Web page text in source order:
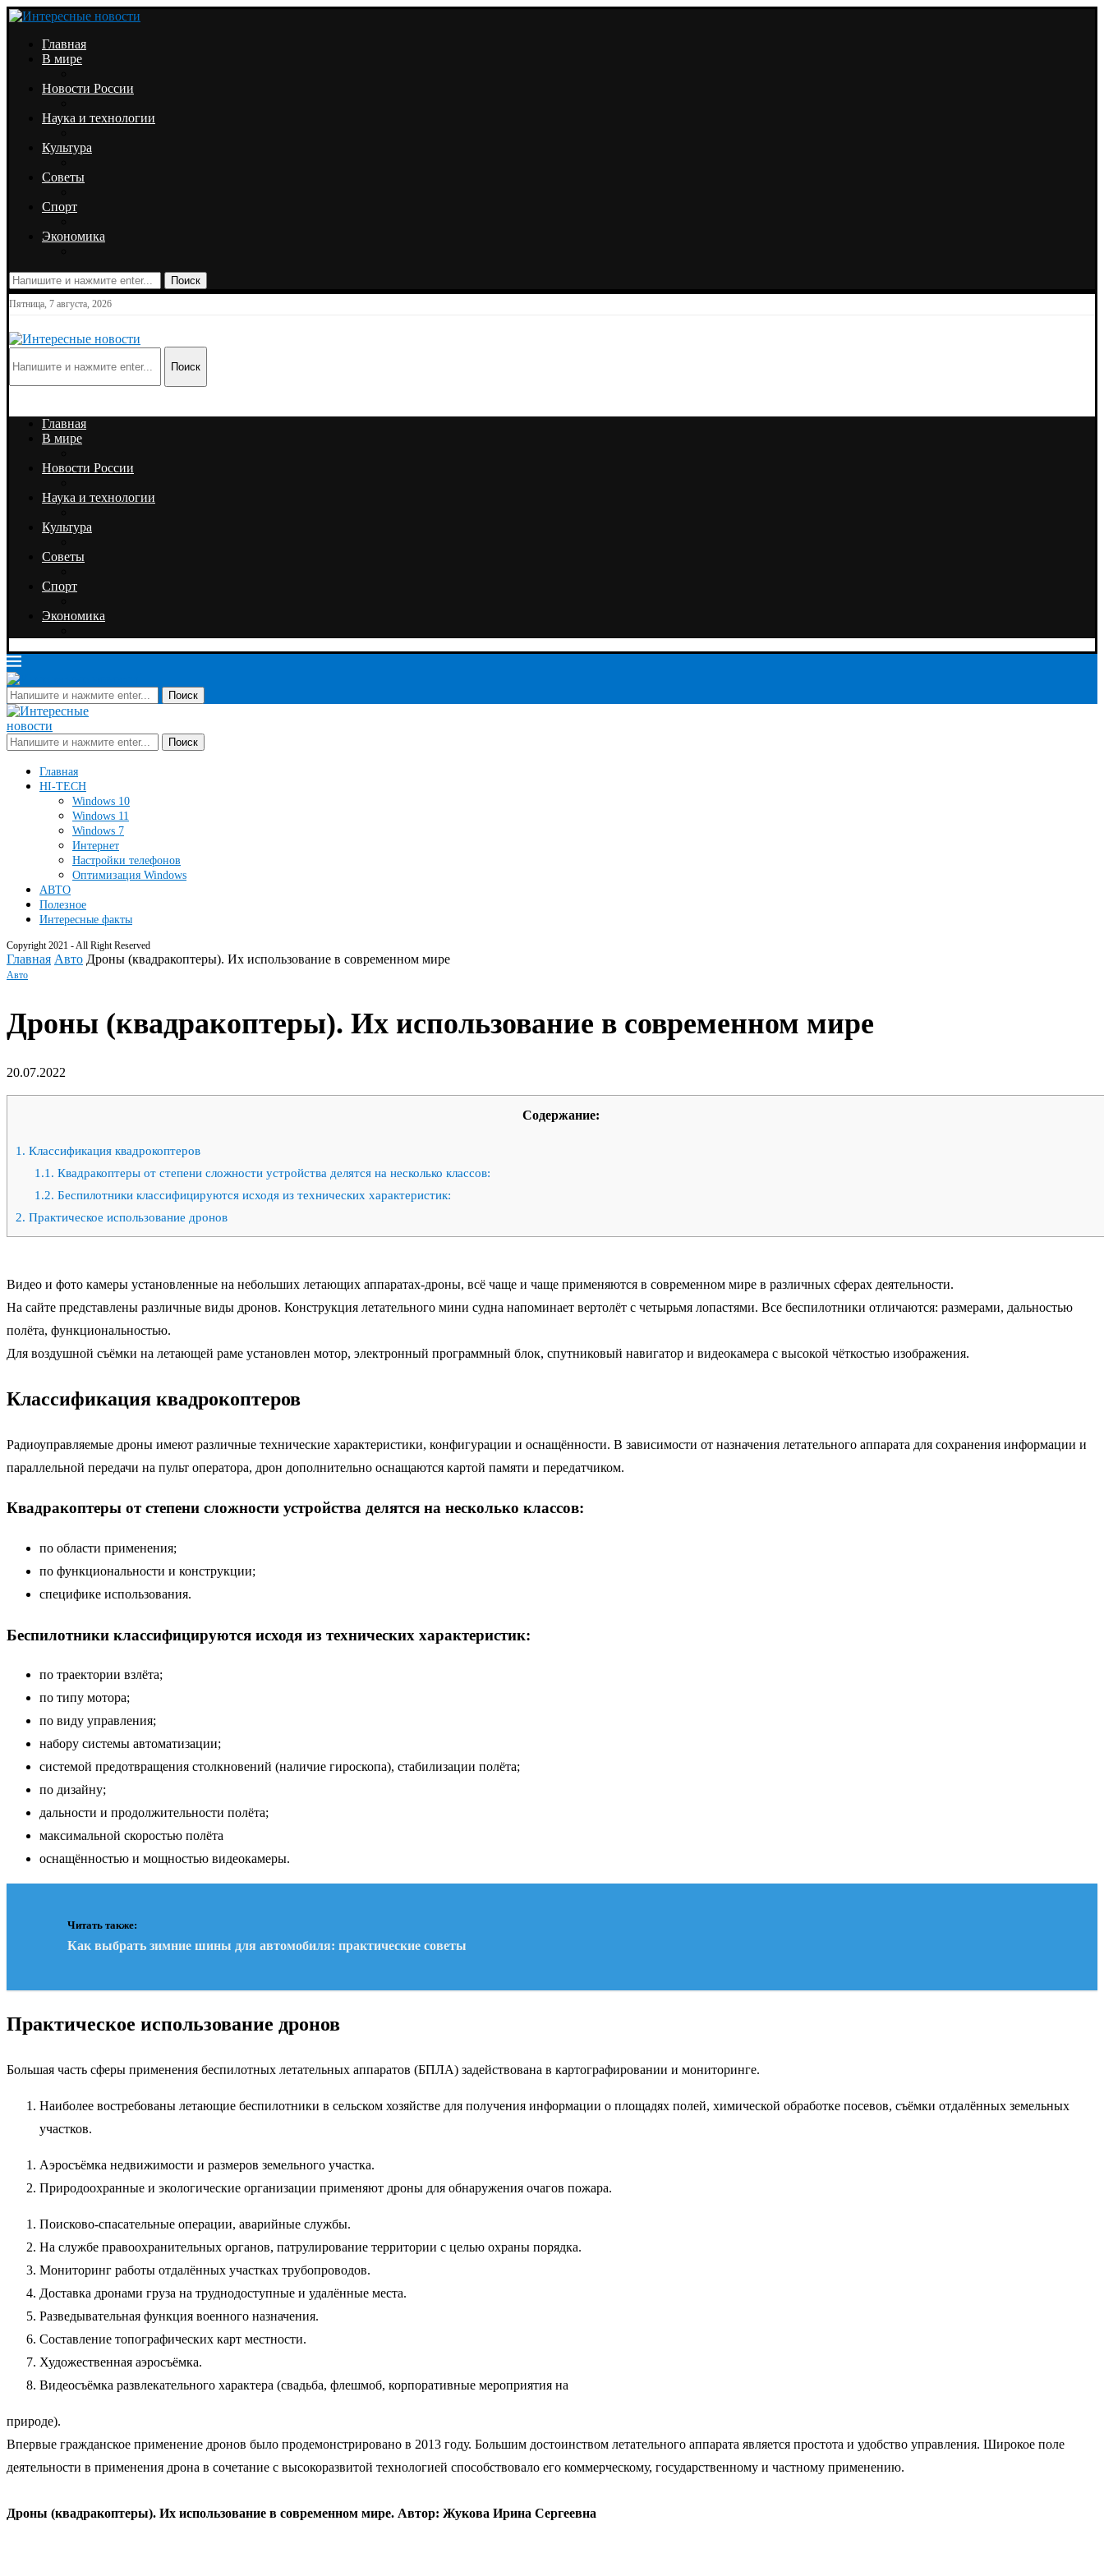
Главная
В мире
Новости России
Наука и технологии
Культура
Советы
Спорт
Экономика
Поиск
Пятница, 7 августа, 2026
Поиск
Главная
В мире
Новости России
Наука и технологии
Культура
Советы
Спорт
Экономика
Поиск
Поиск
Главная
HI-TECH
Windows 10
Windows 11
Windows 7
Интернет
Настройки телефонов
Оптимизация Windows
АВТО
Полезное
Интересные факты
Copyright 2021 - All Right Reserved
Главная Авто Дроны (квадракоптеры). Их использование в современном мире
Авто
Дроны (квадракоптеры). Их использование в современном мире
20.07.2022
Содержание:
1. Классификация квадрокоптеров
1.1. Квадракоптеры от степени сложности устройства делятся на несколько классов:
1.2. Беспилотники классифицируются исходя из технических характеристик:
2. Практическое использование дронов
Видео и фото камеры установленные на небольших летающих аппаратах-дроны, всё чаще и чаще применяются в современном мире в различных сферах деятельности.
На сайте представлены различные виды дронов. Конструкция летательного мини судна напоминает вертолёт с четырьмя лопастями. Все беспилотники отличаются: размерами, дальностью
полёта, функциональностью.
Для воздушной съёмки на летающей раме установлен мотор, электронный программный блок, спутниковый навигатор и видеокамера с высокой чёткостью изображения.
Классификация квадрокоптеров
Радиоуправляемые дроны имеют различные технические характеристики, конфигурации и оснащённости. В зависимости от назначения летательного аппарата для сохранения информации и
параллельной передачи на пульт оператора, дрон дополнительно оснащаются картой памяти и передатчиком.
Квадракоптеры от степени сложности устройства делятся на несколько классов:
по области применения;
по функциональности и конструкции;
специфике использования.
Беспилотники классифицируются исходя из технических характеристик:
по траектории взлёта;
по типу мотора;
по виду управления;
набору системы автоматизации;
системой предотвращения столкновений (наличие гироскопа), стабилизации полёта;
по дизайну;
дальности и продолжительности полёта;
максимальной скоростью полёта
оснащённостью и мощностью видеокамеры.
Читать также:
Как выбрать зимние шины для автомобиля: практические советы
Практическое использование дронов
Большая часть сферы применения беспилотных летательных аппаратов (БПЛА) задействована в картографировании и мониторинге.
Наиболее востребованы летающие беспилотники в сельском хозяйстве для получения информации о площадях полей, химической обработке посевов, съёмки отдалённых земельных
участков.
Аэросъёмка недвижимости и размеров земельного участка.
Природоохранные и экологические организации применяют дроны для обнаружения очагов пожара.
Поисково-спасательные операции, аварийные службы.
На службе правоохранительных органов, патрулирование территории с целью охраны порядка.
Мониторинг работы отдалённых участках трубопроводов.
Доставка дронами груза на труднодоступные и удалённые места.
Разведывательная функция военного назначения.
Составление топографических карт местности.
Художественная аэросъёмка.
Видеосъёмка развлекательного характера (свадьба, флешмоб, корпоративные мероприятия на
природе).
Впервые гражданское применение дронов было продемонстрировано в 2013 году. Большим достоинством летательного аппарата является простота и удобство управления. Широкое поле
деятельности в применения дрона в сочетание с высокоразвитой технологией способствовало его коммерческому, государственному и частному применению.
Дроны (квадракоптеры). Их использование в современном мире. Автор: Жукова Ирина Сергеевна